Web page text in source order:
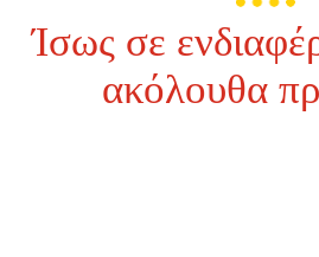
Ίσως σε
ακόλουθα